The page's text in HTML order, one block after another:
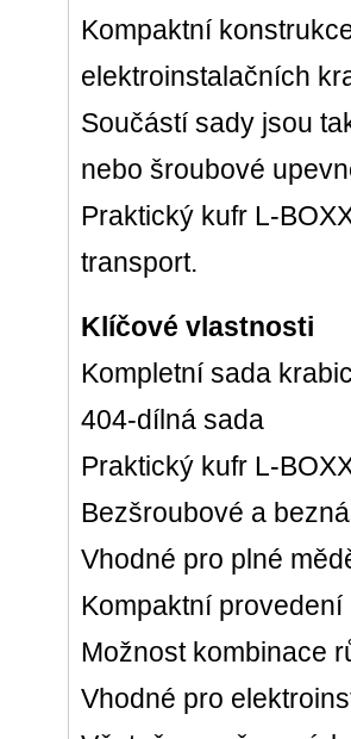
Kompaktní
elektroinstalačních
Součástí sady jsou
nebo šroubové
Praktický kufr L-
transport.
Klíčové vlastnosti
Kompletní sada
404-dílná sada
Praktický kufr L-
Bezšroubové a
Vhodné pro plné
Kompaktní
Možnost kombinace
Vhodné pro